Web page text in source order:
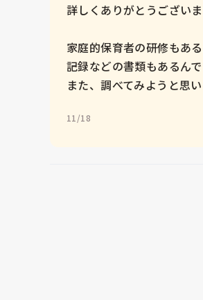
詳しくありがとうございま
家庭的保育者の研修もある
記録などの書類もあるん
11/18